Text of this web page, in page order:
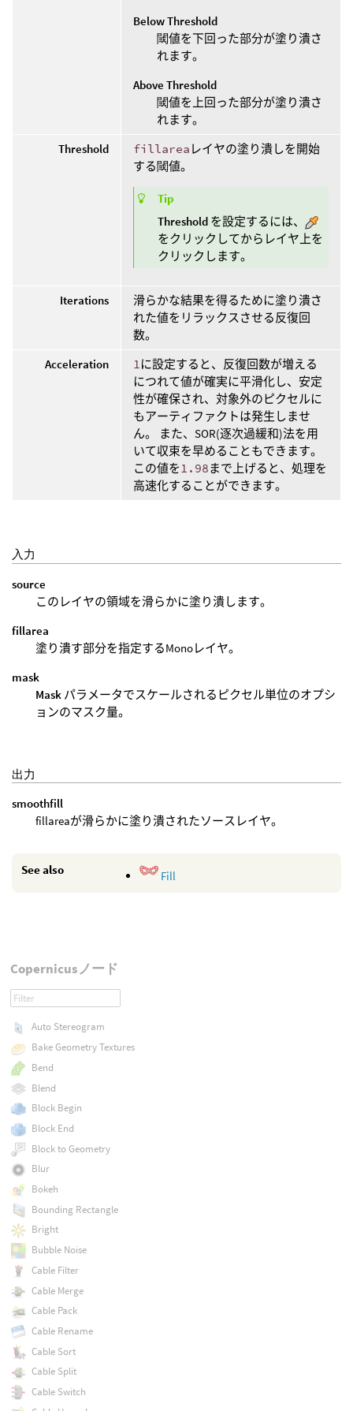
Below Threshold
閾値を下回った部分が塗り潰さ
れます。
Above Threshold
閾値を上回った部分が塗り潰さ
れます。
Threshold
fillarea レイヤの塗り潰しを開始
する閾値。
Tip
Threshold を設定するには、
をクリックしてからレイヤ上を
クリックします。
Iterations
滑らかな結果を得るために塗り潰さ
れた値をリラックスさせる反復回
数。
Acceleration
1 に設定すると、反復回数が増える
につれて値が確実に平滑化し、安定
性が確保され、対象外のピクセルに
もアーティファクトは発生しませ
ん。 また、SOR(逐次過緩和)法を用
いて収束を早めることもできます。
この値を 1.98まで上げると、処理を
高速化することができます。
入力
source
このレイヤの領域を滑らかに塗り潰します。
fillarea
塗り潰す部分を指定するMonoレイヤ。
mask
Mask パラメータでスケールされるピクセル単位のオプシ
ョンのマスク量。
出力
smoothfill
fillareaが滑らかに塗り潰されたソースレイヤ。
See also Fill
Copernicusノード
Auto Stereogram
Bake Geometry Textures
Bend
Blend
Block Begin
Block End
Block to Geometry
Blur
Bokeh
Bounding Rectangle
Bright
Bubble Noise
Cable Filter
Cable Merge
Cable Pack
Cable Rename
Cable Sort
Cable Split
Cable Switch